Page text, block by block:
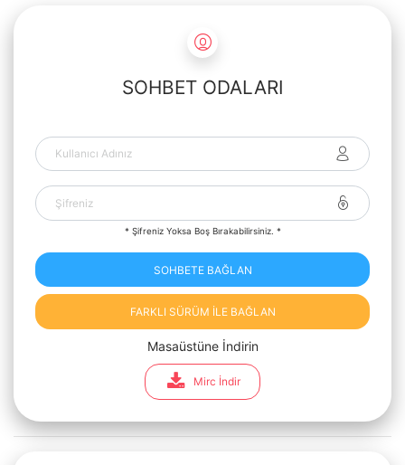
SOHBET ODALARI
* Şifreniz Yoksa Boş Bırakabilirsiniz. *
SOHBETE BAĞLAN
FARKLI SÜRÜM İLE BAĞLAN
Masaüstüne İndirin
Mirc İndir